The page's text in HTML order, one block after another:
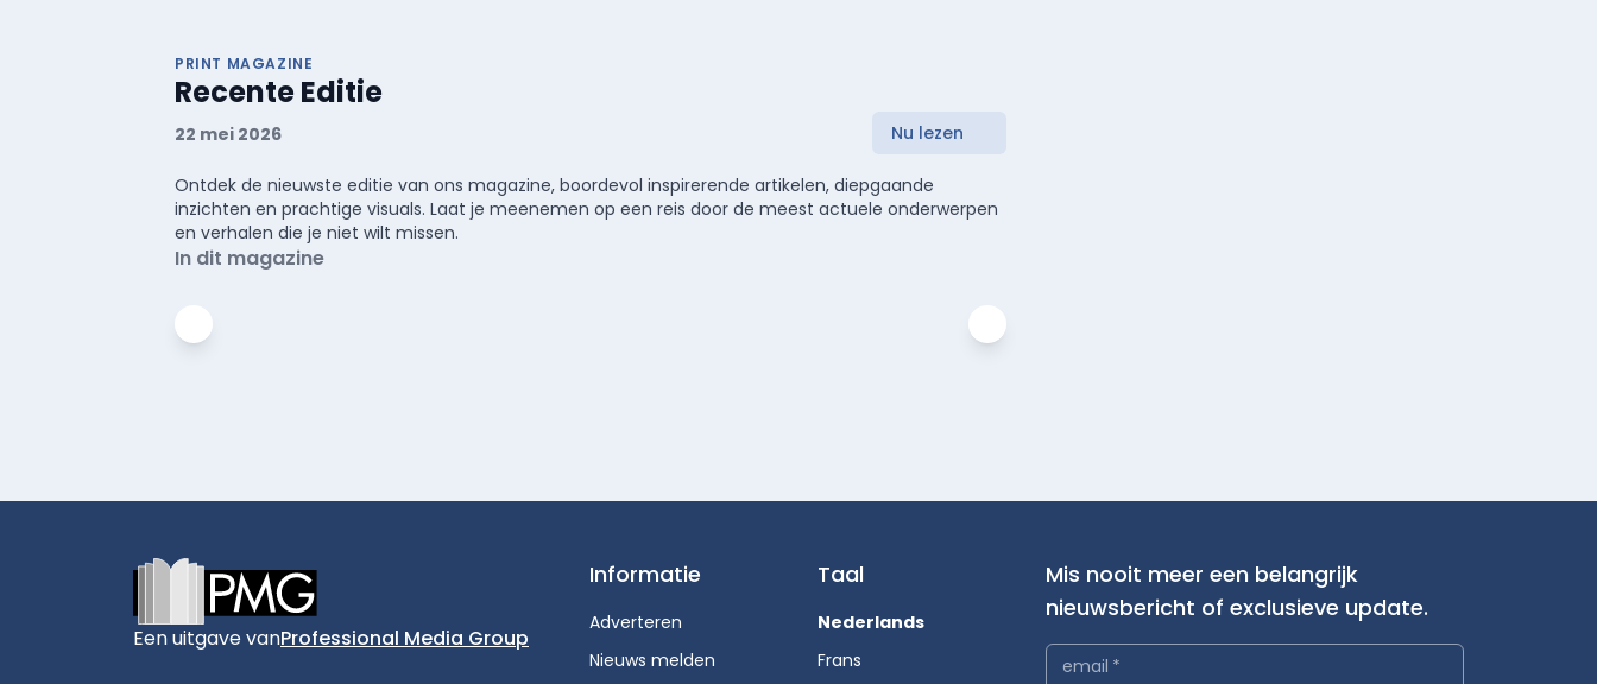
PRINT MAGAZINE
Recente Editie
22 mei 2026 Nu lezen
Ontdek de nieuwste editie van ons magazine, boordevol inspirerende artikelen, diepgaande
inzichten en prachtige visuals. Laat je meenemen op een reis door de meest actuele onderwerpen
en verhalen die je niet wilt missen.
In dit magazine
Een uitgave vanProfessional Media Group
Informatie
Adverteren
Nieuws melden
Taal
Nederlands
Frans
Mis nooit meer een belangrijk
nieuwsbericht of exclusieve update.
email *